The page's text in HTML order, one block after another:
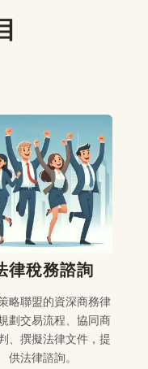
律稅務諮詢
略聯盟的資深商務律
劃交易流程、協同商
、撰擬法律文件，提
供法律諮詢。